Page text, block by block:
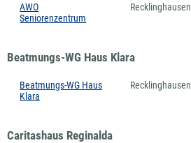
AWO
Seniorenzentrum
Recklinghausen
Beatmungs-WG Haus Klara
Beatmungs-WG Haus
Klara
Recklinghausen
Caritashaus Reginalda